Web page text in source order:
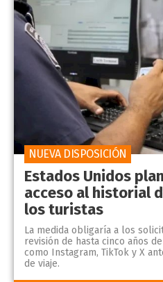
Estados Unidos
acceso al historial
los turistas
La medida obligaría a los
revisión de hasta cinco años
como Instagram, TikTok y X
de viaje.
NUEVA DISPOSICIÓN